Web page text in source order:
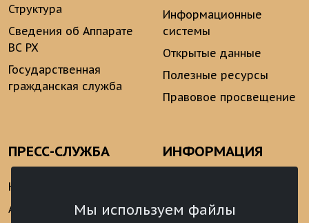
Мы используем файлы
Структура
Сведения об Аппарате
ВС РХ
Государственная
гражданская служба
Информационные
системы
Открытые данные
Полезные ресурсы
Правовое просвещение
ПРЕСС-СЛУЖБА
Новости
Анонсы
ИНФОРМАЦИЯ
аналитические
материалы